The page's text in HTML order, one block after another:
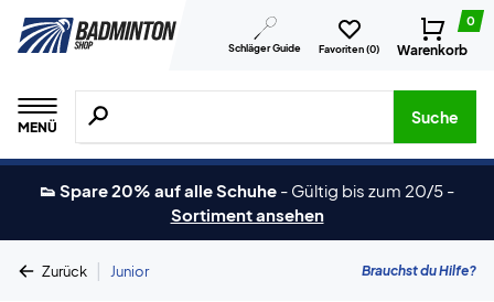
Schläger Guide Favoriten (0)
0
Warenkorb
MENÜ
Suche nach Produkten, Marken usw.
Suche
👟 Spare 20% auf alle Schuhe - Gültig bis zum 20/5 -
Sortiment ansehen
Zurück | Junior Brauchst du Hilfe?